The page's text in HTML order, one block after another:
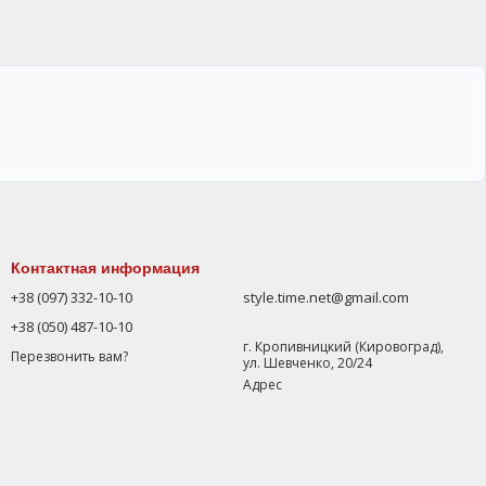
Контактная информация
+38 (097) 332-10-10
+38 (050) 487-10-10
Перезвонить вам?
style.time.net@gmail.com
г. Кропивницкий (Кировоград),
ул. Шевченко, 20/24
Адрес